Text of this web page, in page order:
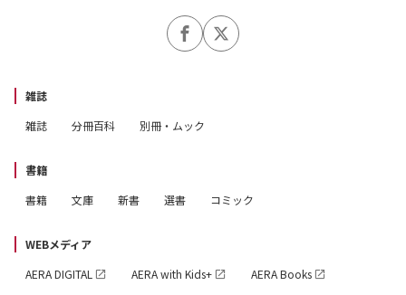
雑誌
雑誌
分冊百科 別冊・ムック
書籍
書籍
文庫 新書 選書 コミック
WEBメディア
AERA DIGITAL
AERA with Kids+
AERA Books